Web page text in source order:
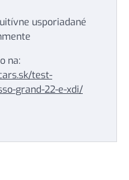
usporiadané
na:
test-
grand-22-e-xdi/